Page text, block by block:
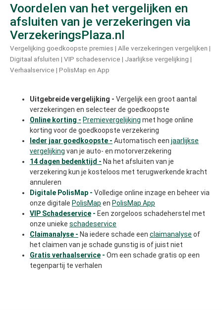
Voordelen van het vergelijken en
afsluiten van je verzekeringen via
VerzekeringsPlaza.nl
Vergelijking goedkoopste premies | Alle verzekeringen vergelijken |
Digitaal afsluiten | VIP schadeservice | Jaarlijkse vergelijking |
Verhaalservice | PolisMap en App
Uitgebreide vergelijking - Vergelijk een groot aantal
verzekeringen en selecteer de goedkoopste
Online korting - Premievergelijking met hoge online
korting voor de goedkoopste verzekering
Ieder jaar goedkoopste - Automatisch een jaarlijkse
vergelijking van je auto- en motorverzekering
14 dagen bedenktijd - Na het afsluiten van je
verzekering kun je kosteloos met terugwerkende kracht
annuleren
Digitale PolisMap - Volledige online inzage en beheer via
onze digitale PolisMap en PolisMap App
VIP Schadeservice - Een zorgeloos schadeherstel met
onze unieke schadeservice
Claimanalyse - Na iedere schade een claimanalyse of
het claimen van je schade gunstig is of juist niet
Gratis verhaalservice - Om een schade gratis op een
tegenpartij te verhalen